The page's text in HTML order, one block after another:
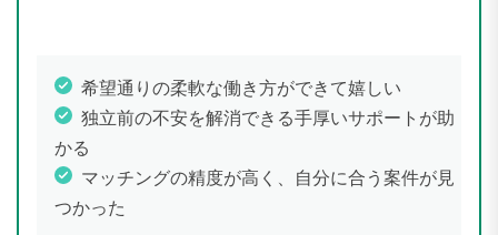
希望通りの柔軟な働き方ができて嬉しい
独立前の不安を解消できる手厚いサポートが助
かる
マッチングの精度が高く、自分に合う案件が見
つかった